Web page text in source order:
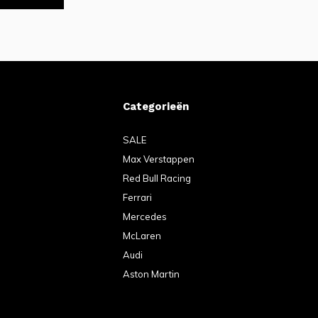
Categorieën
SALE
Max Verstappen
Red Bull Racing
Ferrari
Mercedes
McLaren
Audi
Aston Martin